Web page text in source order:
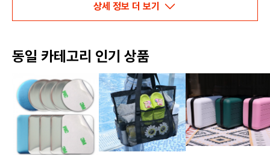
상세 정보 더 보기
동일 카테고리 인기 상품